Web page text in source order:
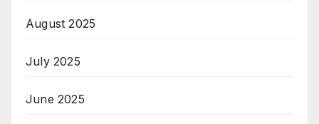
August 2025
July 2025
June 2025